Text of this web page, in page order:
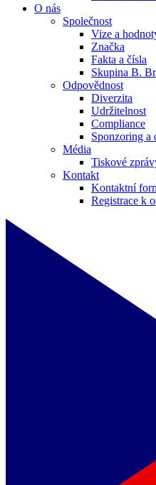
Objevte naše produkty.
O nás
Společnost
Vize a
Značka
Fakta a čísla
Skupina B.
Odpovědnost
Diverzita
Udržitelnost
Compliance
Sponzoring a
Média
Tiskové
Kontakt
Kontaktní
Registrace k